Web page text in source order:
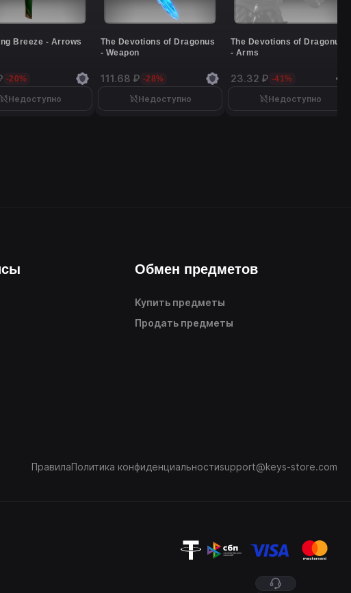
Breeze - Arrows
-20%
Недоступно
The Devotions of Dragonus
- Weapon
111.68 ₽ -28%
Недоступно
The Devotions of Dragonus
- Arms
23.32 ₽ -41%
Недоступно
Обмен предметов
Купить предметы
Продать предметы
ПравилаПолитика конфиденциальностиsupport@keys-store.com